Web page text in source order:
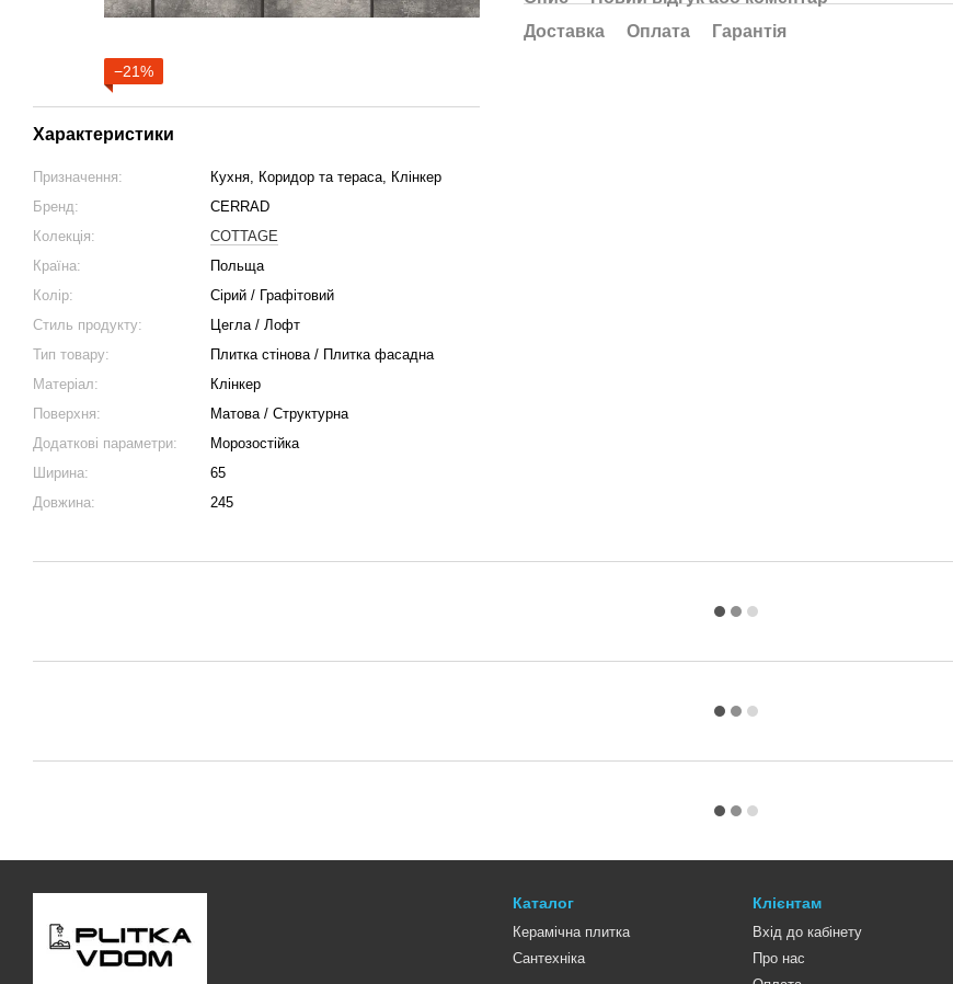
−21%
Характеристики
Призначення:
Кухня, Коридор та тераса, Клінкер
Бренд:
CERRAD
Колекція:
COTTAGE
Країна:
Польща
Колір:
Сірий / Графітовий
Стиль продукту:
Цегла / Лофт
Тип товару:
Плитка стінова / Плитка фасадна
Матеріал:
Клінкер
Поверхня:
Матова / Структурна
Додаткові параметри:
Морозостійка
Ширина:
65
Довжина:
245
Доставка
Оплата Гарантія
Каталог
Керамічна плитка
Сантехніка
Клієнтам
Вхід до кабінету
Про нас